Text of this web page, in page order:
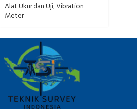
Alat Ukur dan Uji,Vibration
Meter